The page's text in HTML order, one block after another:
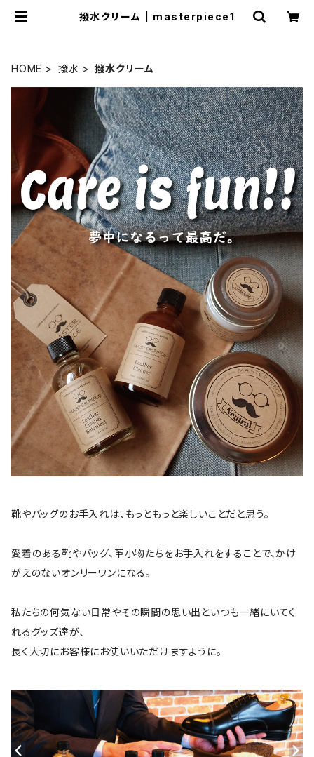
撥水クリーム | masterpiece1
HOME 撥水 撥水クリーム
靴やバッグのお手入れは、もっともっと楽しいことだと思う。
愛着のある靴やバッグ、革小物たちをお手入れをすることで、かけ
がえのないオンリーワンになる。
私たちの何気ない日常やその瞬間の思い出といつも一緒にいてく
れるグッズ達が、
長く大切にお客様にお使いいただけますように。